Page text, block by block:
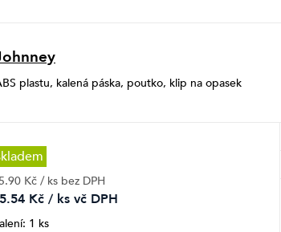
plastu, kalená páska, poutko, klip na opasek
Kč / ks bez DPH
Kč / ks vč DPH
1 ks